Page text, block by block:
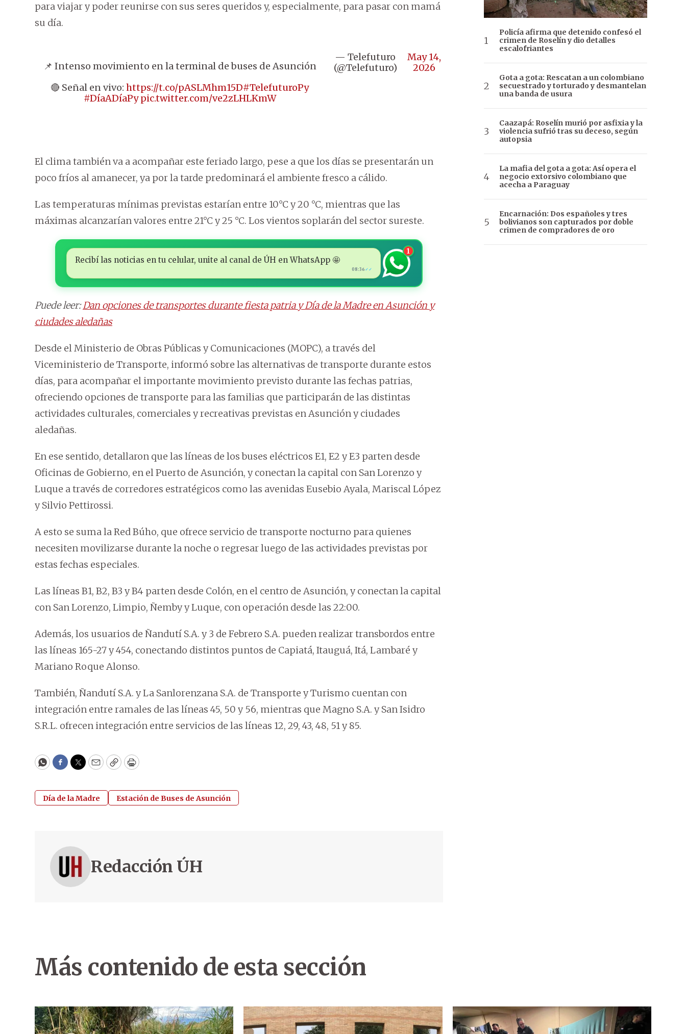
para viajar y poder reunirse con sus seres queridos y, especialmente, para pasar con mamá
su día.
📌 Intenso movimiento en la terminal de buses de Asunción
🔴 Señal en vivo:https://t.co/pASLMhm15D#TelefuturoPy
#DíaADíaPy pic.twitter.com/ve2zLHLKmW
— Telefuturo
(@Telefuturo)
May 14,
2026
El clima también va a acompañar este feriado largo, pese a que los días se presentarán un
poco fríos al amanecer, ya por la tarde predominará el ambiente fresco a cálido.
Las temperaturas mínimas previstas estarían entre 10°C y 20 °C, mientras que las
máximas alcanzarían valores entre 21°C y 25 °C. Los vientos soplarán del sector sureste.
Recibí las noticias en tu celular, unite al canal de ÚH en WhatsApp 🤩
08:36 ✓✓
1
Puede leer:Dan opciones de transportes durante fiesta patria y Día de la Madre en Asunción y
ciudades aledañas
Desde el Ministerio de Obras Públicas y Comunicaciones (MOPC), a través del
Viceministerio de Transporte, informó sobre las alternativas de transporte durante estos
días, para acompañar el importante movimiento previsto durante las fechas patrias,
ofreciendo opciones de transporte para las familias que participarán de las distintas
actividades culturales, comerciales y recreativas previstas en Asunción y ciudades
aledañas.
En ese sentido, detallaron que las líneas de los buses eléctricos E1, E2 y E3 parten desde
Oficinas de Gobierno, en el Puerto de Asunción, y conectan la capital con San Lorenzo y
Luque a través de corredores estratégicos como las avenidas Eusebio Ayala, Mariscal López
y Silvio Pettirossi.
A esto se suma la Red Búho, que ofrece servicio de transporte nocturno para quienes
necesiten movilizarse durante la noche o regresar luego de las actividades previstas por
estas fechas especiales.
Las líneas B1, B2, B3 y B4 parten desde Colón, en el centro de Asunción, y conectan la capital
con San Lorenzo, Limpio, Ñemby y Luque, con operación desde las 22:00.
Además, los usuarios de Ñandutí S.A. y 3 de Febrero S.A. pueden realizar transbordos entre
las líneas 165-27 y 454, conectando distintos puntos de Capiatá, Itauguá, Itá, Lambaré y
Mariano Roque Alonso.
También, Ñandutí S.A. y La Sanlorenzana S.A. de Transporte y Turismo cuentan con
integración entre ramales de las líneas 45, 50 y 56, mientras que Magno S.A. y San Isidro
S.R.L. ofrecen integración entre servicios de las líneas 12, 29, 43, 48, 51 y 85.
WhatsApp
Facebook
Twitter
EmailCopyPrint
Día de la Madre Estación de Buses de Asunción
Redacción ÚH
Policía afirma que detenido confesó el
crimen de Roselín y dio detalles
escalofriantes
Gota a gota: Rescatan a un colombiano
secuestrado y torturado y desmantelan
una banda de usura
Caazapá: Roselín murió por asfixia y la
violencia sufrió tras su deceso, según
autopsia
La mafia del gota a gota: Así opera el
negocio extorsivo colombiano que
acecha a Paraguay
Encarnación: Dos españoles y tres
bolivianos son capturados por doble
crimen de compradores de oro
Más contenido de esta sección